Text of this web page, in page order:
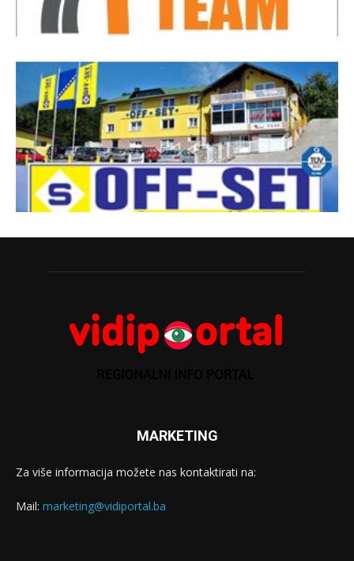
MARKETING
Za više informacija možete nas kontaktirati na:
Mail: marketing@vidiportal.ba